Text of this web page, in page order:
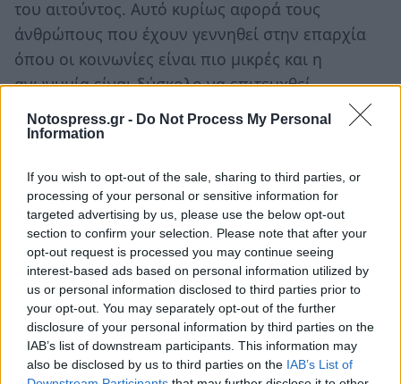
Notospress.gr - Do Not Process My Personal
Information
If you wish to opt-out of the sale, sharing to third parties, or
processing of your personal or sensitive information for
targeted advertising by us, please use the below opt-out
section to confirm your selection. Please note that after your
opt-out request is processed you may continue seeing
interest-based ads based on personal information utilized by
us or personal information disclosed to third parties prior to
your opt-out. You may separately opt-out of the further
disclosure of your personal information by third parties on the
IAB’s list of downstream participants. This information may
also be disclosed by us to third parties on the IAB’s List of
του αιτούντος. Αυτό κυρίως αφορά τους
άνθρώπους που έχουν γεννηθεί στην επαρχία
όπου οι κοινωνίες είναι πιο μικρές και η
ανωνυμία είναι δύσκολο να επιτευχθεί.
Για τον ίδιο λόγο, η αίτηση δεν συζητείται στο
διασφαλιστεί η ανωνυμία και η διακριτικότητα
που απαιτούν οι υπόθεσεις αυτές.
Η απόφαση εκδίδεται λίγους μήνες μετά και
διορθώνει το όνομα και το φύλο αρχικώς στην
ληξιαρχική πράξη γέννησης και εν συνεχεία στο
πιστοποιητικό γέννησης και την ταυτότητα ή το
διαβατήριο.